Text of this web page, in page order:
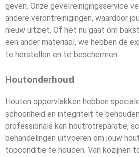
geven. Onze gevelreinigingsservice
andere verontreinigingen, waardoor
nieuw uitziet. Of het nu gaat om
een ander materiaal, we hebben de
te herstellen en te beschermen.
Houtonderhoud
Houten oppervlakken hebben
schoonheid en integriteit te
professionals kan houtrotreparatie,
behandelingen uitvoeren om jouw
topconditie te houden. Van kozijnen